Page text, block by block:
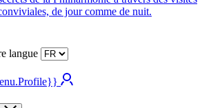
de jour comme de nuit.
langue